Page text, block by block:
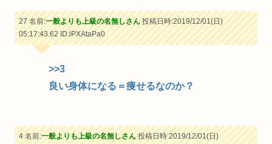
27 名前:一般よりも上級の名無しさん投稿日時:2019/12/01(日)
05:17:43.62ID:iPXAtaPa0
>>3
良い身体になる＝痩せるなのか？
4 名前:一般よりも上級の名無しさん投稿日時:2019/12/01(日)